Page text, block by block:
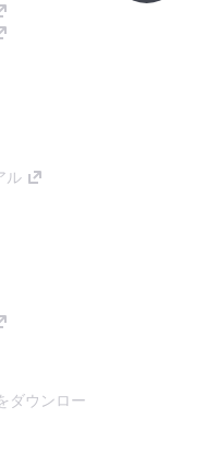
ル
ダウンロー